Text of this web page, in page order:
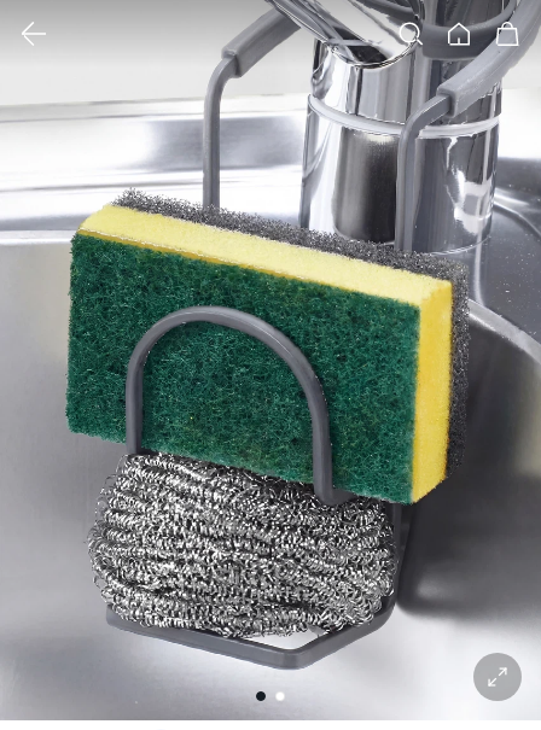
검색 홈 장바구니
1 2
확대 보기
최근 한달1,376명이구매했어요